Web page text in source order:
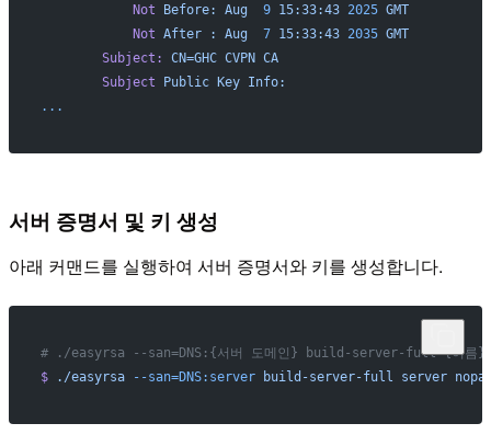
            Not
Before: Aug
  9
15:33:43 2025 GMT
            Not
After : Aug
  7
15:33:43 2035 GMT
        Subject:
CN=GHC CVPN CA
        Subject
Public Key Info:
...
서버 증명서 및 키 생성
아래 커맨드를 실행하여 서버 증명서와 키를 생성합니다.
# ./easyrsa --san=DNS:{서버 도메인} build-server-full {이름}
$ ./easyrsa --san=DNS:server build-server-full server